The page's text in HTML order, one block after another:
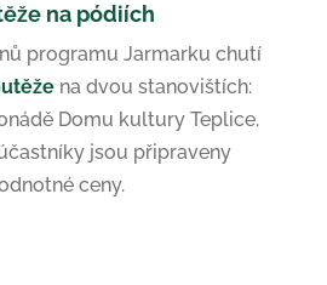
na pódiích
programu Jarmarku chutí
na dvou stanovištích:
Domu kultury Teplice.
jsou připraveny
ceny.